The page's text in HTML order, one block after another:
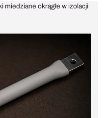
miedziane okrągłe w izolacji